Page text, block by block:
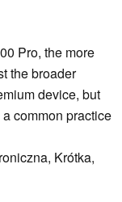
Pro, the more
the broader
device, but
common practice
Krótka,